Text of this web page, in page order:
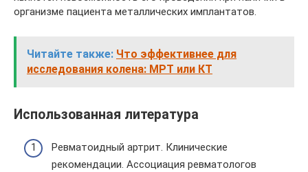
организме пациента металлических имплантатов.
Читайте также: Что эффективнее для
исследования колена: МРТ или КТ
Использованная литература
Ревматоидный артрит. Клинические
рекомендации. Ассоциация ревматологов